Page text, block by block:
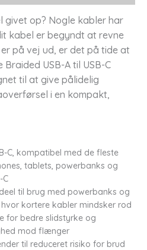
givet op? Nogle kabler har
kabel er begyndt at revne
på vej ud, er det på tide at
USB-A til USB-C
til at give pålidelig
i en kompakt,
C, kompatibel med de fleste
tablets, powerbanks og
C
til brug med powerbanks og
kortere kabler mindsker rod
for bedre slidstyrke og
mod flænger
til reduceret risiko for brud